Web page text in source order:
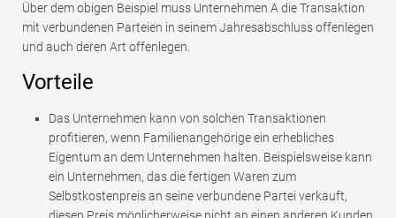
Über dem obigen Beispiel muss Unternehmen A die Transaktion
mit verbundenen Parteien in seinem Jahresabschluss offenlegen
und auch deren Art offenlegen.
Vorteile
Das Unternehmen kann von solchen Transaktionen
profitieren, wenn Familienangehörige ein erhebliches
Eigentum an dem Unternehmen halten. Beispielsweise kann
ein Unternehmen, das die fertigen Waren zum
Selbstkostenpreis an seine verbundene Partei verkauft,